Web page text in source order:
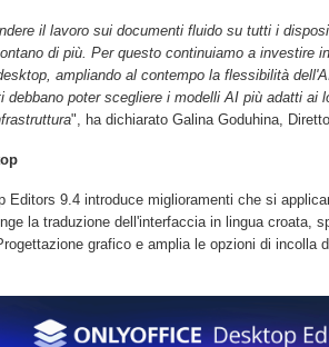
il lavoro sui documenti fluido su tutti i
di più. Per questo continuiamo a investire
ampliando al contempo la flessibilità
debbano poter scegliere i modelli AI più adatti ai
", ha dichiarato Galina Goduhina,
Editors 9.4 introduce miglioramenti che si
la traduzione dell'interfaccia in lingua croata,
grafico e amplia le opzioni di incolla